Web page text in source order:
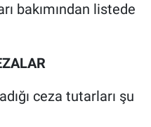
bakımından listede
ceza tutarları şu